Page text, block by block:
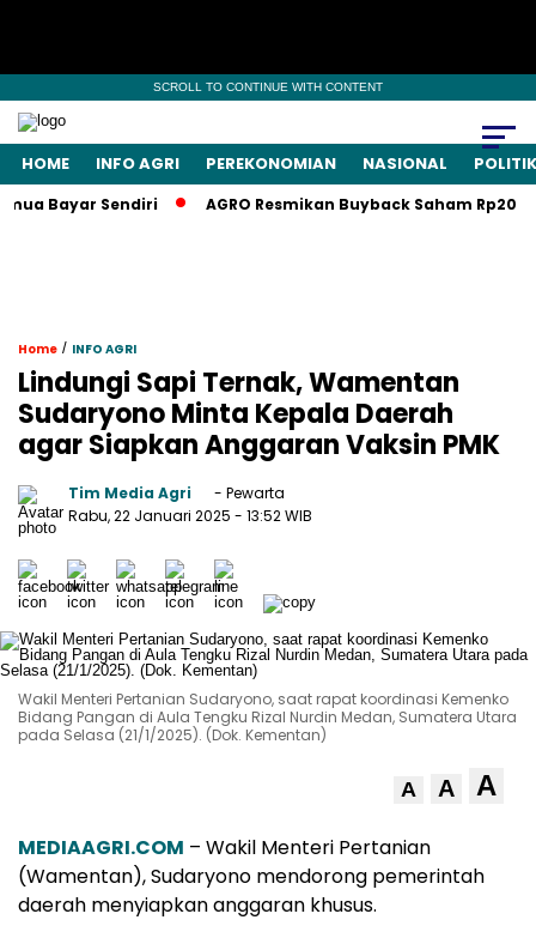
SCROLL TO CONTINUE WITH CONTENT
HOME INFO AGRI PEREKONOMIAN NASIONAL POLITIK
Bayar Sendiri AGRO Resmikan Buyback Saham Rp20
Home / INFO AGRI
Lindungi Sapi Ternak, Wamentan
Sudaryono Minta Kepala Daerah
agar Siapkan Anggaran Vaksin PMK
Tim Media Agri
- Pewarta
Rabu, 22 Januari 2025 - 13:52 WIB
Wakil Menteri Pertanian Sudaryono, saat rapat koordinasi Kemenko
Bidang Pangan di Aula Tengku Rizal Nurdin Medan, Sumatera Utara
pada Selasa (21/1/2025). (Dok. Kementan)
A A A
MEDIAAGRI.COM – Wakil Menteri Pertanian
(Wamentan), Sudaryono mendorong pemerintah
daerah menyiapkan anggaran khusus.